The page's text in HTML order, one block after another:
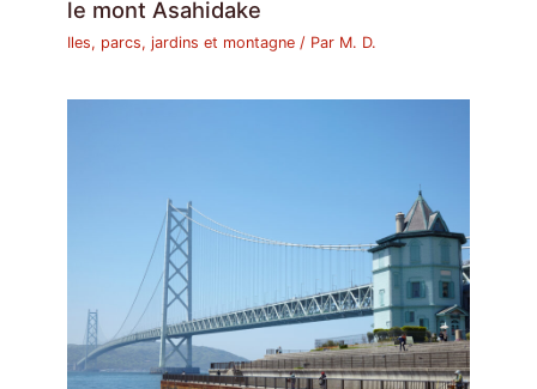
le mont Asahidake
Iles, parcs, jardins et montagne / Par M. D.